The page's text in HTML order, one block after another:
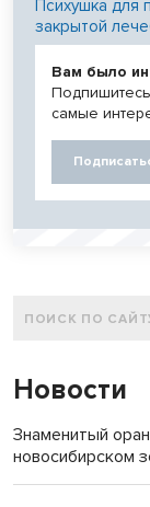
Психушка для
закрытой
Вам было
самые
Новости
Знаменитый
новосибирском